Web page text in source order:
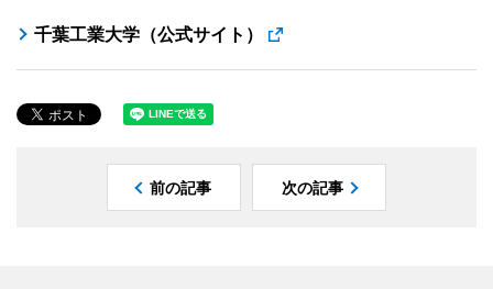
千葉工業大学（公式サイト）
前の記事 次の記事